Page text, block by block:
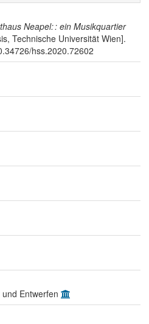
Neapel: : ein Musikquartier
Technische Universität Wien].
hss.2020.72602
Entwerfen